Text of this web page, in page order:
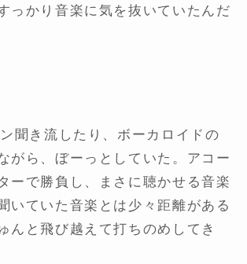
っかり音楽に気を抜いていたんだ
聞き流したり、ボーカロイドの
がら、ぼーっとしていた。アコー
ーで勝負し、まさに聴かせる音楽
いていた音楽とは少々距離がある
んと飛び越えて打ちのめしてき